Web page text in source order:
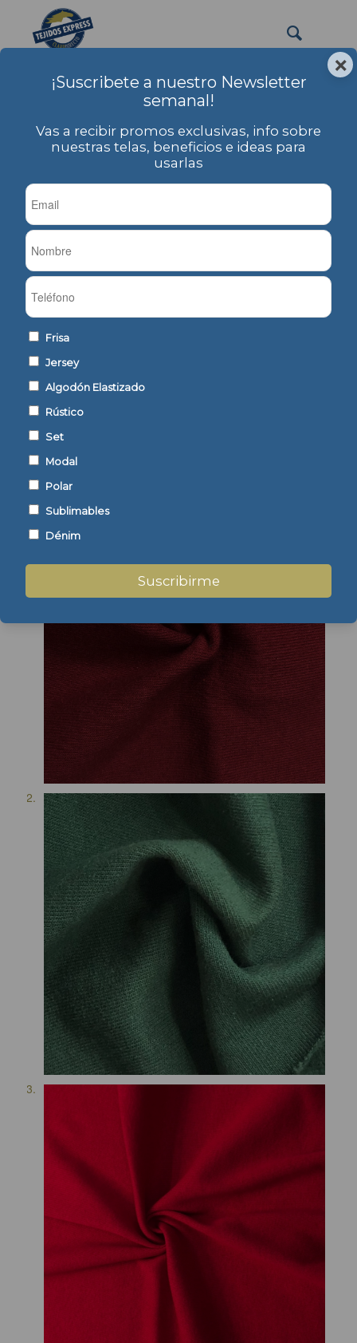
×
¡Suscribete a nuestro Newsletter
semanal!
Vas a recibir promos exclusivas, info sobre
nuestras telas, beneficios e ideas para
usarlas
Frisa
Jersey
Algodón Elastizado
Rústico
Set
Modal
Polar
Sublimables
Dénim
Suscribirme
PRODUCTOS
PRODUCTOS / Frisa
Frisa Peinada Lisa